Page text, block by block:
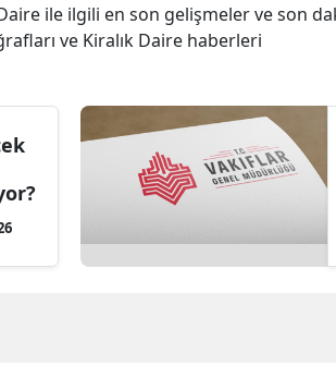
ile ilgili en son gelişmeler ve son
ve Kiralık Daire haberleri